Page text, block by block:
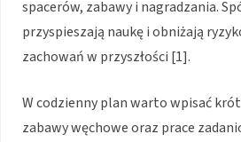
spacerów, zabawy i nagradzania.
przyspieszają naukę i obniżają
zachowań w przyszłości [1].
W codzienny plan warto wpisać
zabawy węchowe oraz prace